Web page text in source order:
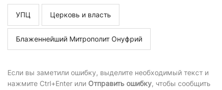
УПЦ Церковь и власть
Блаженнейший Митрополит Онуфрий
Если вы заметили ошибку, выделите необходимый текст и
нажмите Ctrl+Enter или Отправить ошибку, чтобы сообщить